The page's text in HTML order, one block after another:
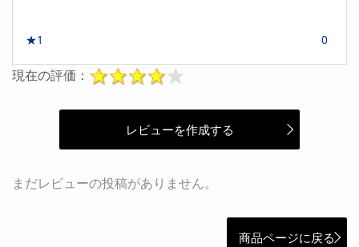
★1 0
現在の評価：
レビューを作成する
まだレビューの投稿がありません。
商品ページに戻る